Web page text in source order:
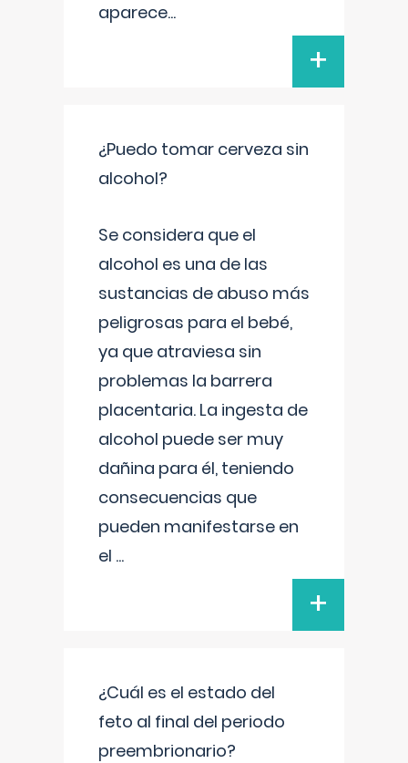
aparece...
+
¿Puedo tomar cerveza sin
alcohol?
Se considera que el
alcohol es una de las
sustancias de abuso más
peligrosas para el bebé,
ya que atraviesa sin
problemas la barrera
placentaria. La ingesta de
alcohol puede ser muy
dañina para él, teniendo
consecuencias que
pueden manifestarse en
el ...
+
¿Cuál es el estado del
feto al final del periodo
preembrionario?